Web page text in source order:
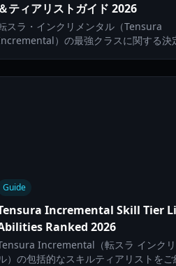
＆ティアリストガイド 2026
スラ・インクリメンタル（Tensura
）の最強クラスに関する決
Guide
Incremental Skill Tier
Ranked 2026
Incremental（転スラ インク
）の包括的なスキルティアリストをご